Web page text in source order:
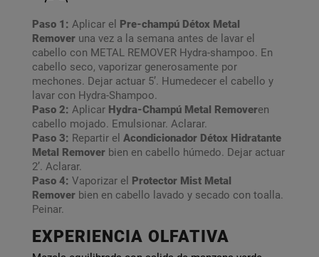
Paso 1: Aplicar el Pre-champú Détox Metal
Remover una vez a la semana antes de lavar el
cabello con METAL REMOVER Hydra-shampoo. En
cabello seco, vaporizar generosamente por
mechones. Dejar actuar 5’. Humedecer el cabello y
lavar con Hydra-Shampoo.
Paso 2: Aplicar Hydra-Champú Metal Removeren
cabello mojado. Emulsionar. Aclarar.
Paso 3: Repartir el Acondicionador Détox Hidratante
Metal Remover bien en cabello húmedo. Dejar actuar
2’. Aclarar.
Paso 4: Vaporizar el Protector Mist Metal
Remover bien en cabello lavado y secado con toalla.
Peinar.
EXPERIENCIA OLFATIVA